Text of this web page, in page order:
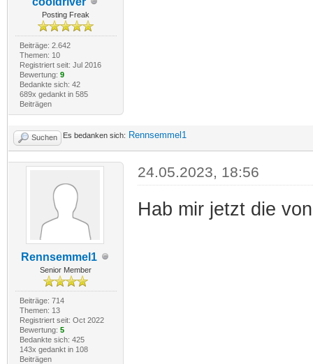
Posting Freak
Beiträge: 2.642
Themen: 10
Registriert seit: Jul 2016
Bewertung: 9
Bedankte sich: 42
689x gedankt in 585
Beiträgen
Suchen Es bedanken sich: Rennsemmel1
Rennsemmel1
Senior Member
Beiträge: 714
Themen: 13
Registriert seit: Oct 2022
Bewertung: 5
Bedankte sich: 425
143x gedankt in 108
Beiträgen
24.05.2023, 18:56
Hab mir jetzt die